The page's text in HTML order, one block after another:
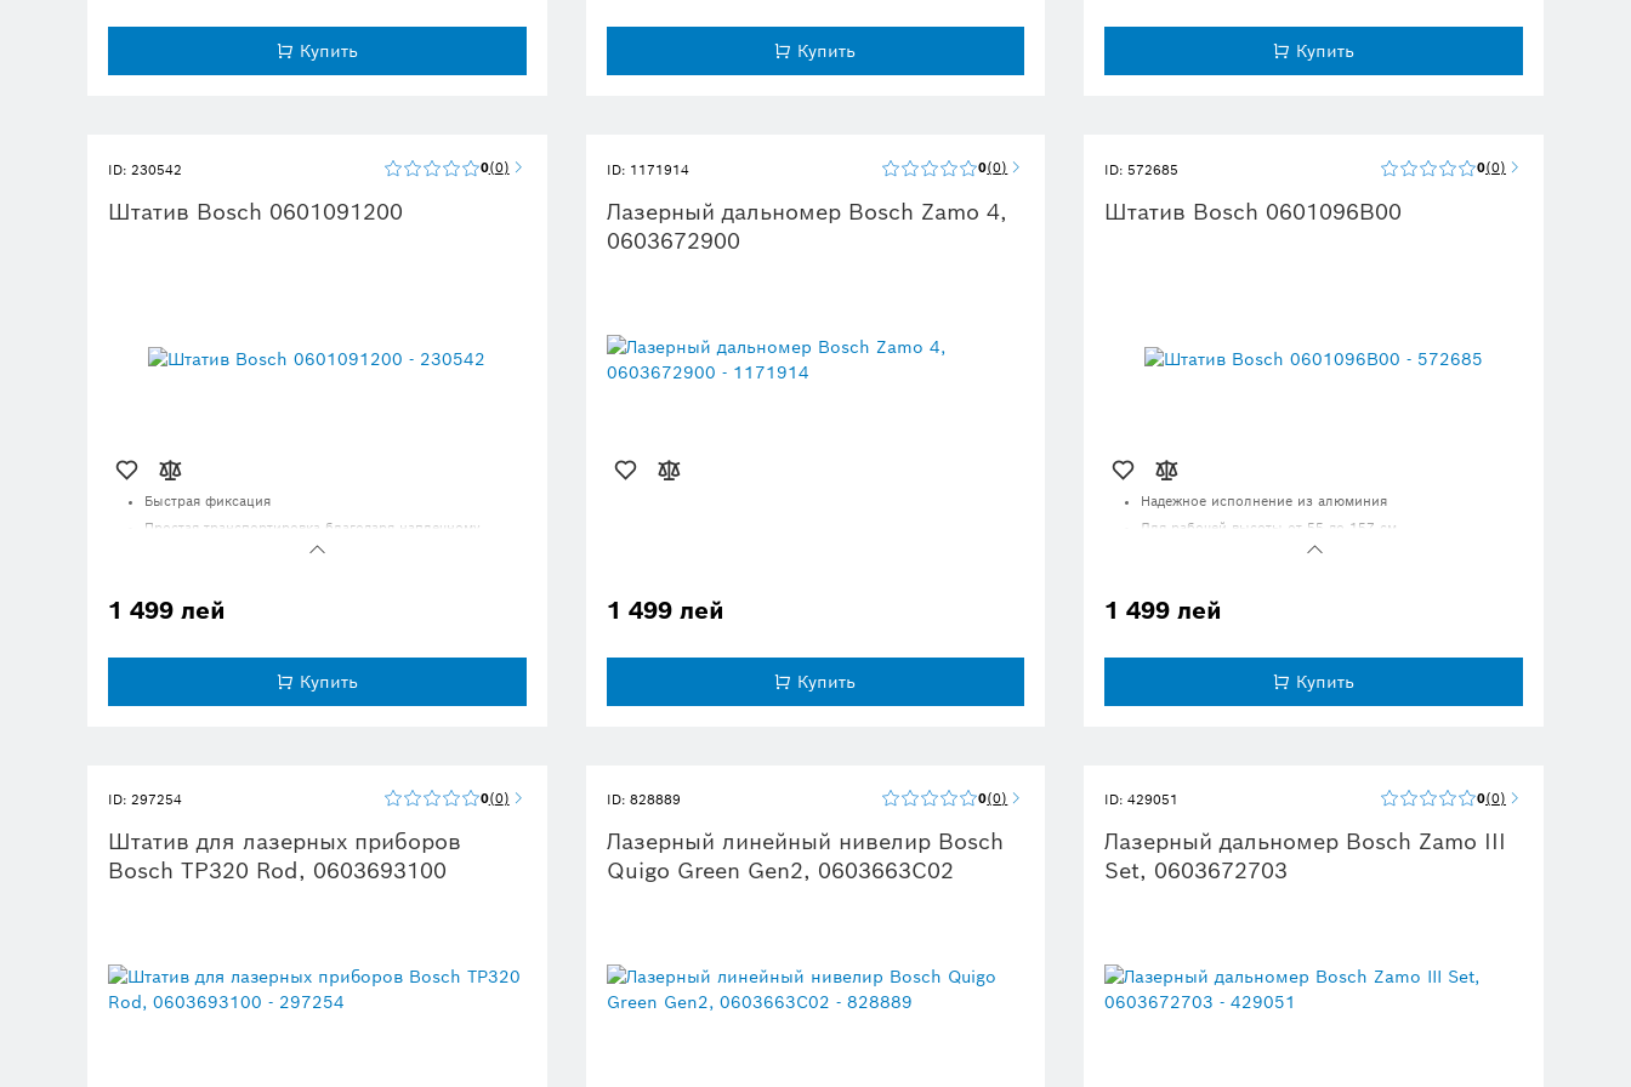
Купить Купить
измерений для ориентира
Оснащены функциями устойчивого развития;
Купить
ID: 230542 0 0
Штатив Bosch 0601091200
Быстрая фиксация
Простая транспортировка благодаря наплечному
1 499 лей
Купить
ID: 1171914 0 0
Лазерный дальномер Bosch Zamo 4,
0603672900
1 499 лей
Купить
ID: 572685 0 0
Штатив Bosch 0601096B00
Надежное исполнение из алюминия
Для рабочей высоты от 55 до 157 см
Функциональность и точность благодаря
1 499 лей
Купить
ID: 297254 0 0
Штатив для лазерных приборов
Bosch TP320 Rod, 0603693100
ID: 828889 0 0
Лазерный линейный нивелир Bosch
Quigo Green Gen2, 0603663C02
ID: 429051 0 0
Лазерный дальномер Bosch Zamo III
Set, 0603672703